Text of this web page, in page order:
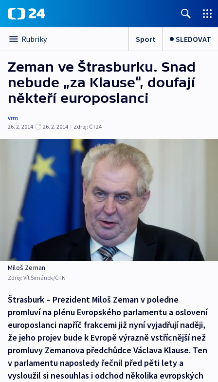
Rubriky Sport SLEDOVAT
Zeman ve Štrasburku. Snad
nebude „za Klause“, doufají
někteří europoslanci
vrm
26. 2. 2014
26. 2. 2014 | Zdroj: ČT24
Miloš Zeman
Zdroj: Vít Šimánek/ČTK
Štrasburk – Prezident Miloš Zeman v poledne
promluví na plénu Evropského parlamentu a oslovení
europoslanci napříč frakcemi již nyní vyjadřují naději,
že jeho projev bude k Evropě výrazně vstřícnější než
promluvy Zemanova předchůdce Václava Klause. Ten
v parlamentu naposledy řečnil před pěti lety a
vysloužil si nesouhlas i odchod několika evropských